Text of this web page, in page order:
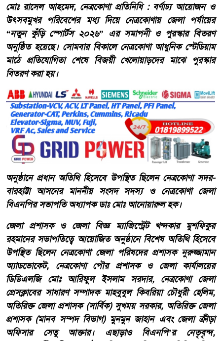
মোঃ রাসেল আহমেদ, নেত্রকোণা প্রতিনিধি : বর্ণাঢ্য আয়োজন ও
উৎসবমুখর পরিবেশের মধ্য দিয়ে নেত্রকোণায় জেলা পর্যায়ের
“নতুন কুঁড়ি স্পোর্টস ২০২৬” এর সমাপনী ও পুরস্কার বিতরণ
অনুষ্ঠিত হয়েছে। সোমবার বিকালে নেত্রকোণা আধুনিক স্টেডিয়াম
মাঠে প্রতিযোগিতা শেষে বিজয়ী খেলোয়াড়দের মাঝে পুরস্কার
বিতরণ করা হয়।
অনুষ্ঠানে প্রধান অতিথি হিসেবে উপস্থিত ছিলেন নেত্রকোণা সদর-
বারহাট্টা আসনের মাননীয় সংসদ সদস্য ও নেত্রকোণা জেলা
বিএনপির সভাপতি অধ্যাপক ডাঃ মোঃ আনোয়ারুল হক।
জেলা প্রশাসক ও জেলা বিজ্ঞ ম্যাজিস্ট্রেট খন্দকার মুশফিকুর
রহমানের সভাপতিত্বে আয়োজিত অনুষ্ঠানে বিশেষ অতিথি হিসেবে
উপস্থিত ছিলেন নেত্রকোণা জেলা পরিষদের প্রশাসক নুরুজ্জামান
অ্যাডভোকেট, নেত্রকোণা পৌর প্রশাসক ও জেলা কার্যালয়ের
ডিডিএলজি মোঃ আরিফুল ইসলাম সরদার, নেত্রকোণা জেলা
প্রেসক্লাবের সাধারণ সম্পাদক মাহবুবুল কিবরিয়া চৌধুরী হেলিম,
অতিরিক্ত জেলা প্রশাসক (সার্বিক) সুখময় সরকার, অতিরিক্ত জেলা
প্রশাসক (মানব সম্পদ বিভাগ) মুনমুন জাহান এবং জেলা ক্রীড়া
অফিসার সেতু আক্তার। এছাড়াও বিএনপি’র নেতৃবৃন্দ,